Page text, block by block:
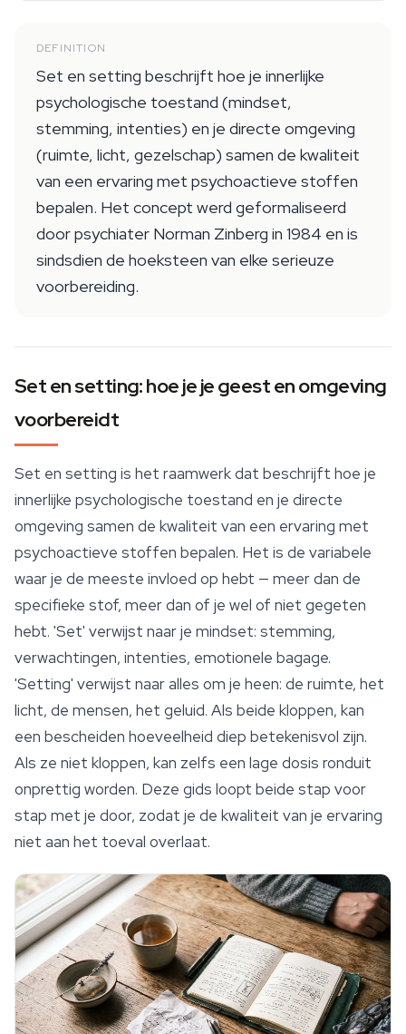
DEFINITION
Set en setting beschrijft hoe je innerlijke
psychologische toestand (mindset,
stemming, intenties) en je directe omgeving
(ruimte, licht, gezelschap) samen de kwaliteit
van een ervaring met psychoactieve stoffen
bepalen. Het concept werd geformaliseerd
door psychiater Norman Zinberg in 1984 en is
sindsdien de hoeksteen van elke serieuze
voorbereiding.
Set en setting: hoe je je geest en omgeving
voorbereidt
Set en setting is het raamwerk dat beschrijft hoe je
innerlijke psychologische toestand en je directe
omgeving samen de kwaliteit van een ervaring met
psychoactieve stoffen bepalen. Het is de variabele
waar je de meeste invloed op hebt — meer dan de
specifieke stof, meer dan of je wel of niet gegeten
hebt. 'Set' verwijst naar je mindset: stemming,
verwachtingen, intenties, emotionele bagage.
'Setting' verwijst naar alles om je heen: de ruimte, het
licht, de mensen, het geluid. Als beide kloppen, kan
een bescheiden hoeveelheid diep betekenisvol zijn.
Als ze niet kloppen, kan zelfs een lage dosis ronduit
onprettig worden. Deze gids loopt beide stap voor
stap met je door, zodat je de kwaliteit van je ervaring
niet aan het toeval overlaat.